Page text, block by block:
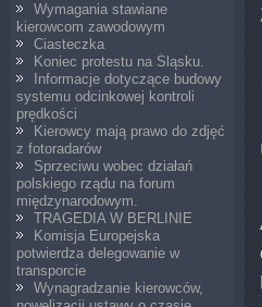
Wymagania stawiane
kierowcom zawodowym
Ciasteczka
Koniec protestu na Śląsku.
Informacje dotyczące budowy
systemu odcinkowej kontroli
prędkości
Kierowcy mają prawo do zdjęć
z fotoradarów
Sprzeciwu wobec działań
polskiego rządu na forum
międzynarodowym.
TRAGEDIA W BERLINIE
Komisja Europejska
potwierdza delegowanie w
transporcie
Wynagradzanie kierowców,